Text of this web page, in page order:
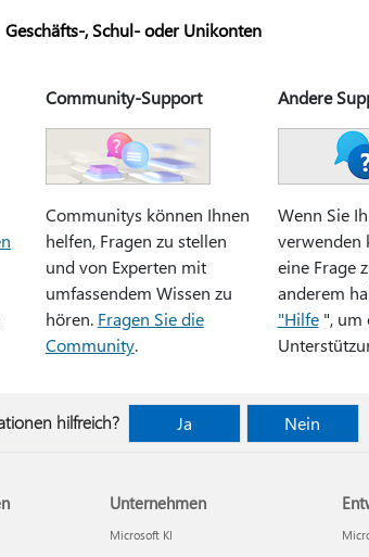
Geschäfts-, Schul- oder Unikonten
Community-Support
Communitys können Ihnen
helfen, Fragen zu stellen
und von Experten mit
umfassendem Wissen zu
hören. Fragen Sie die
Community.
Andere
Wenn Sie
verwenden
eine Frage
anderem
"Hilfe", um
hilfreich? Ja Nein
Unternehmen
Microsoft KI